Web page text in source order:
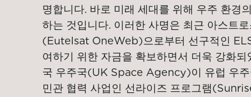
명합니다. 바로 미래 세대를 위해 우주 환경
하는 것입니다. 이러한 사명은 최근 아스트
(Eutelsat OneWeb)으로부터 선구적인
여하기 위한 자금을 확보하면서 더욱 강화
국 우주국(UK Space Agency)이 유럽 우
민관 협력 사업인 선라이즈 프로그램